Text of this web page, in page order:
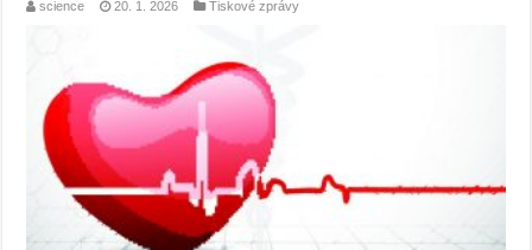
science 20. 1. 2026 Tiskové zprávy